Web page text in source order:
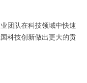
团队在科技领域中快速
科技创新做出更大的贡